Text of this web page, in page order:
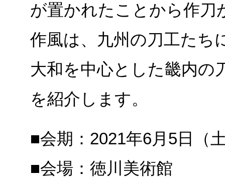
が置かれたことから作刀
作風は、九州の刀工たち
大和を中心とした畿内の
を紹介します。
■会期：2021年6月5日（
■会場：徳川美術館